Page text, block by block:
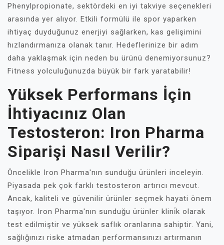
Phenylpropionate, sektördeki en iyi takviye seçenekleri
arasında yer alıyor. Etkili formülü ile spor yaparken
ihtiyaç duyduğunuz enerjiyi sağlarken, kas gelişimini
hızlandırmanıza olanak tanır. Hedeflerinize bir adım
daha yaklaşmak için neden bu ürünü denemiyorsunuz?
Fitness yolculuğunuzda büyük bir fark yaratabilir!
Yüksek Performans İçin
İhtiyacınız Olan
Testosteron: Iron Pharma
Siparişi Nasıl Verilir?
Öncelikle Iron Pharma'nın sunduğu ürünleri inceleyin.
Piyasada pek çok farklı testosteron artırıcı mevcut.
Ancak, kaliteli ve güvenilir ürünler seçmek hayati önem
taşıyor. Iron Pharma'nın sunduğu ürünler klini̇k olarak
test edilmiştir ve yüksek saflık oranlarına sahiptir. Yani,
sağlığınızı riske atmadan performansınızı artırmanın